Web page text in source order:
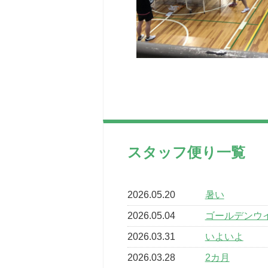
スタッフ便り一覧
2026.05.20 暑い
2026.05.04 ゴールデンウ
2026.03.31 いよいよ
2026.03.28 2カ月